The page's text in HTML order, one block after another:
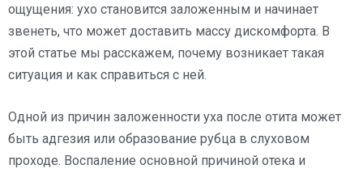
ощущения: ухо становится заложенным и начинает
звенеть, что может доставить массу дискомфорта. В
этой статье мы расскажем, почему возникает такая
ситуация и как справиться с ней.
Одной из причин заложенности уха после отита может
быть адгезия или образование рубца в слуховом
проходе. Воспаление основной причиной отека и